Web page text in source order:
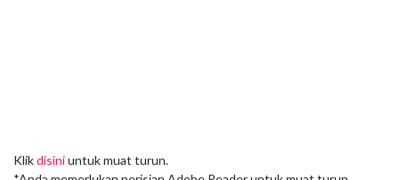
Klikdisiniuntuk muat turun.